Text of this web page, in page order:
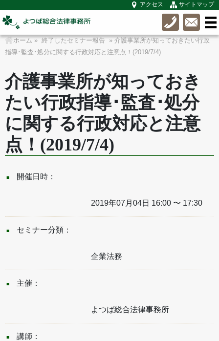
アクセス サイトマップ
ホーム » 終了したセミナー報告
» 介護事業所が知っておきたい行政
指導･監査･処分に関する行政対応と注意点！(2019/7/4)
介護事業所が知っておき
たい行政指導･監査･処分
に関する行政対応と注意
点！(2019/7/4)
開催日時：
2019年07月04日 16:00 〜 17:30
セミナー分類：
企業法務
主催：
よつば総合法律事務所
講師：